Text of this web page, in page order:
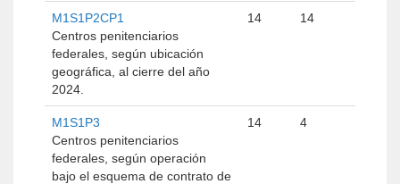
M1S1P2CP1
Centros penitenciarios
federales, según ubicación
geográfica, al cierre del año
2024.
14 14
M1S1P3
Centros penitenciarios
federales, según operación
bajo el esquema de contrato de
14 4